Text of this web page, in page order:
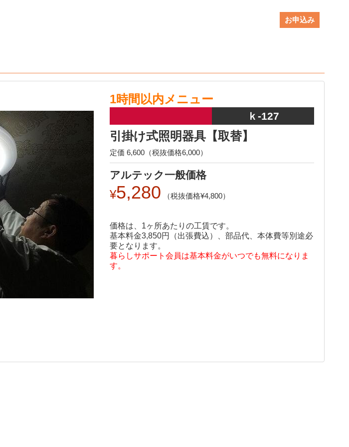
お申込み
1時間以内メニュー
ｋ-127
引掛け式照明器具【取替】
定価 6,600（税抜価格6,000）
アルテック一般価格
5,280 4,800
価格は、1ヶ所あたりの工賃です。
基本料金3,850円（出張費込）、部品代、本体費等別途必
要となります。
暮らしサポート会員は基本料金がいつでも無料になりま
す。